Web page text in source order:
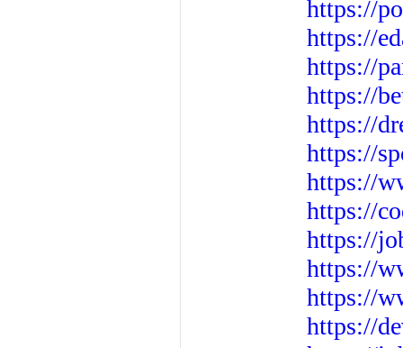
https://
https://
https://
https://
https://
https://
https://
https://
https://
https://
https://
https://